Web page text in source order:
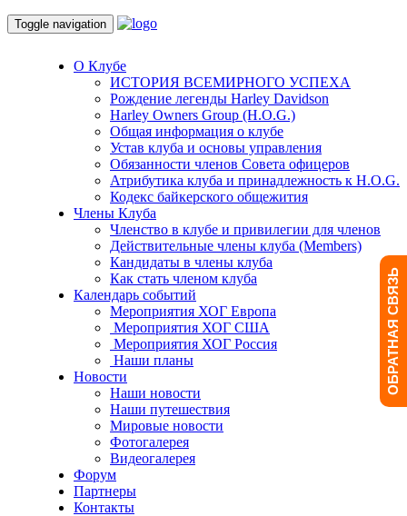
Toggle navigation
О Клубе
ИСТОРИЯ ВСЕМИРНОГО УСПЕХА
Рождение легенды Harley Davidson
Harley Owners Group (H.O.G.)
Общая информация о клубе
Устав клуба и основы управления
Обязанности членов Совета офицеров
Атрибутика клуба и принадлежность к H.O.G.
Кодекс байкерского общежития
Члены Клуба
Членство в клубе и привилегии для членов
Действительные члены клуба (Members)
Кандидаты в члены клуба
Как стать членом клуба
Календарь событий
Мероприятия ХОГ Европа
Мероприятия ХОГ США
Мероприятия ХОГ Россия
Наши планы
Новости
Наши новости
Наши путешествия
Мировые новости
Фотогалерея
Видеогалерея
Форум
Партнеры
Контакты
ОБРАТНАЯ СВЯЗЬ